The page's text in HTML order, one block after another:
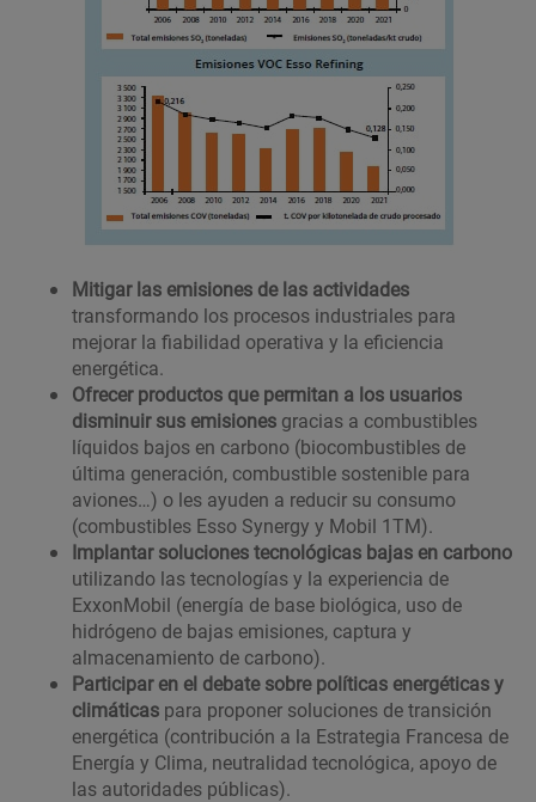
Mitigar las emisiones de las actividades
transformando los procesos industriales para
mejorar la fiabilidad operativa y la eficiencia
energética.
Ofrecer productos que permitan a los usuarios
disminuir sus emisiones gracias a combustibles
líquidos bajos en carbono (biocombustibles de
última generación, combustible sostenible para
aviones…) o les ayuden a reducir su consumo
(combustibles Esso Synergy y Mobil 1TM).
Implantar soluciones tecnológicas bajas en carbono
utilizando las tecnologías y la experiencia de
ExxonMobil (energía de base biológica, uso de
hidrógeno de bajas emisiones, captura y
almacenamiento de carbono).
Participar en el debate sobre políticas energéticas y
climáticas para proponer soluciones de transición
energética (contribución a la Estrategia Francesa de
Energía y Clima, neutralidad tecnológica, apoyo de
las autoridades públicas).